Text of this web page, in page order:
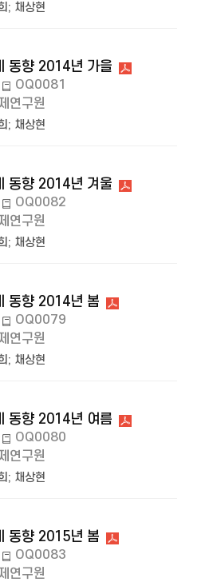
; 채상현
동향 2014년 가을
OQ0081
연구원
; 채상현
동향 2014년 겨울
OQ0082
연구원
; 채상현
동향 2014년 봄
OQ0079
연구원
; 채상현
동향 2014년 여름
OQ0080
연구원
; 채상현
동향 2015년 봄
OQ0083
연구원